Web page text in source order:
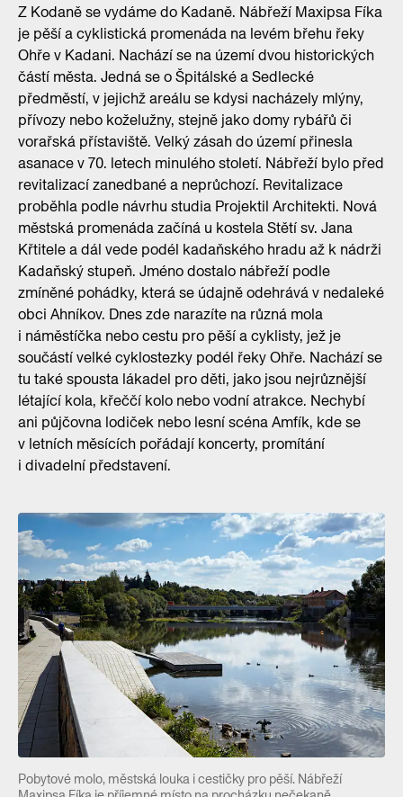
Z Kodaně se vydáme do Kadaně. Nábřeží Maxipsa Fíka
je pěší a cyklistická promenáda na levém břehu řeky
Ohře v Kadani. Nachází se na území dvou historických
částí města. Jedná se o Špitálské a Sedlecké
předměstí, v jejichž areálu se kdysi nacházely mlýny,
přívozy nebo koželužny, stejně jako domy rybářů či
vorařská přístaviště. Velký zásah do území přinesla
asanace v 70. letech minulého století. Nábřeží bylo před
revitalizací zanedbané a neprůchozí. Revitalizace
proběhla podle návrhu studia Projektil Architekti. Nová
městská promenáda začíná u kostela Stětí sv. Jana
Křtitele a dál vede podél kadaňského hradu až k nádrži
Kadaňský stupeň. Jméno dostalo nábřeží podle
zmíněné pohádky, která se údajně odehrává v nedaleké
obci Ahníkov. Dnes zde narazíte na různá mola
i náměstíčka nebo cestu pro pěší a cyklisty, jež je
součástí velké cyklostezky podél řeky Ohře. Nachází se
tu také spousta lákadel pro děti, jako jsou nejrůznější
létající kola, křeččí kolo nebo vodní atrakce. Nechybí
ani půjčovna lodiček nebo lesní scéna Amfík, kde se
v letních měsících pořádají koncerty, promítání
i divadelní představení.
Pobytové molo, městská louka i cestičky pro pěší. Nábřeží